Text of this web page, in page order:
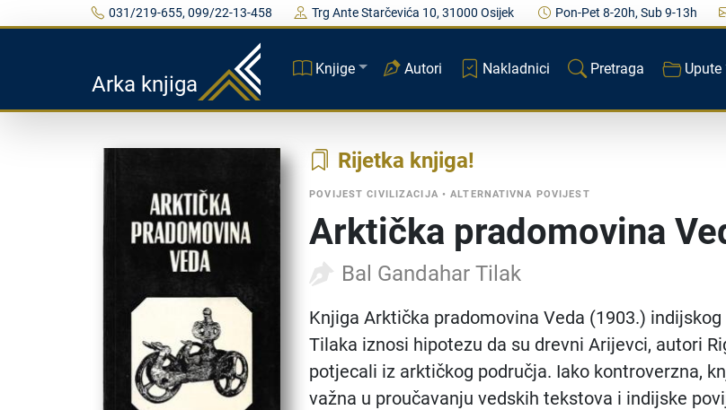
031/219-655, 099/22-13-458 Trg Ante Starčevića 10, 31000 Osijek Pon-Pet 8-20h, Sub 9-13h
Arka knjiga
Knjige Autori Nakladnici Pretraga Upute
Rijetka knjiga
POVIJEST CIVILIZACIJA •ALTERNATIVNA POVIJEST
Arktička pradomovina
Bal Gandahar Tilak
Knjiga Arktička pradomovina Veda (1903.) indijskog
Tilaka iznosi hipotezu da su drevni Arijevci, autori
potjecali iz arktičkog područja. Iako kontroverzna,
važna u proučavanju vedskih tekstova i indijske